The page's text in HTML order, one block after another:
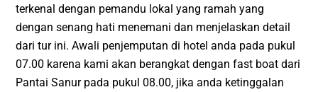
terkenal dengan pemandu lokal yang ramah yang
dengan senang hati menemani dan menjelaskan detail
dari tur ini. Awali penjemputan di hotel anda pada pukul
07.00 karena kami akan berangkat dengan fast boat dari
Pantai Sanur pada pukul 08.00, jika anda ketinggalan